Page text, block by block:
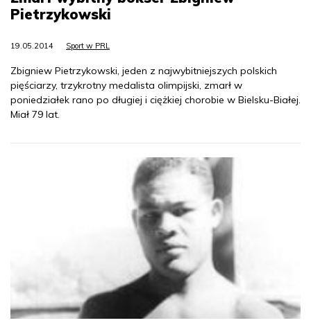
Pietrzykowski
19.05.2014 Sport w PRL
Zbigniew Pietrzykowski, jeden z najwybitniejszych polskich
pięściarzy, trzykrotny medalista olimpijski, zmarł w
poniedziałek rano po długiej i ciężkiej chorobie w Bielsku-Białej.
Miał 79 lat.